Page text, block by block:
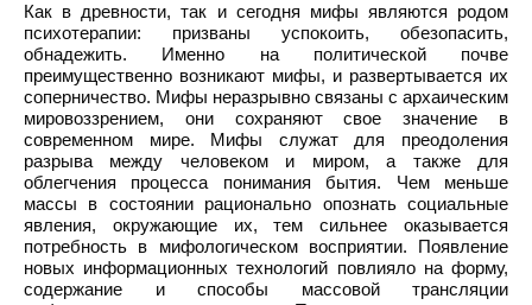
Как в древности, так и сегодня мифы являются родом
психотерапии: призваны успокоить, обезопасить,
обнадежить. Именно на политической почве
преимущественно возникают мифы, и развертывается их
соперничество. Мифы неразрывно связаны с архаическим
мировоззрением, они сохраняют свое значение в
современном мире. Мифы служат для преодоления
разрыва между человеком и миром, а также для
облегчения процесса понимания бытия. Чем меньше
массы в состоянии рационально опознать социальные
явления, окружающие их, тем сильнее оказывается
потребность в мифологическом восприятии. Появление
новых информационных технологий повлияло на форму,
содержание и способы массовой трансляции